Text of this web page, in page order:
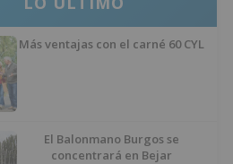
Más ventajas con el carné 60 CYL
El Balonmano Burgos se
concentrará en Bejar